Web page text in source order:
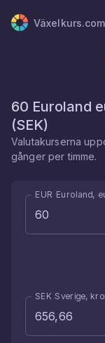
Växelkurs.com
60 Euroland
(SEK)
Valutakurserna
gånger per timme.
EUR Euroland,
SEK Sverige,